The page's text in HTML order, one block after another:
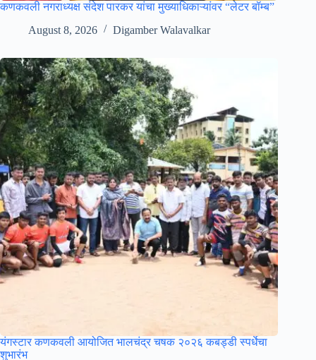
कणकवली नगराध्यक्ष संदेश पारकर यांचा मुख्याधिकाऱ्यांवर “लेटर बॉम्ब”
August 8, 2026
Digamber Walavalkar
यंगस्टार कणकवली आयोजित भालचंद्र चषक २०२६ कबड्डी स्पर्धेचा
शुभारंभ